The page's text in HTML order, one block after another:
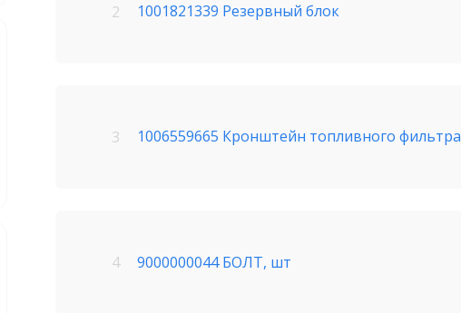
2 1001821339 Резервный блок
3 1006559665 Кронштейн топливного фильтра
4 9000000044 БОЛТ, шт